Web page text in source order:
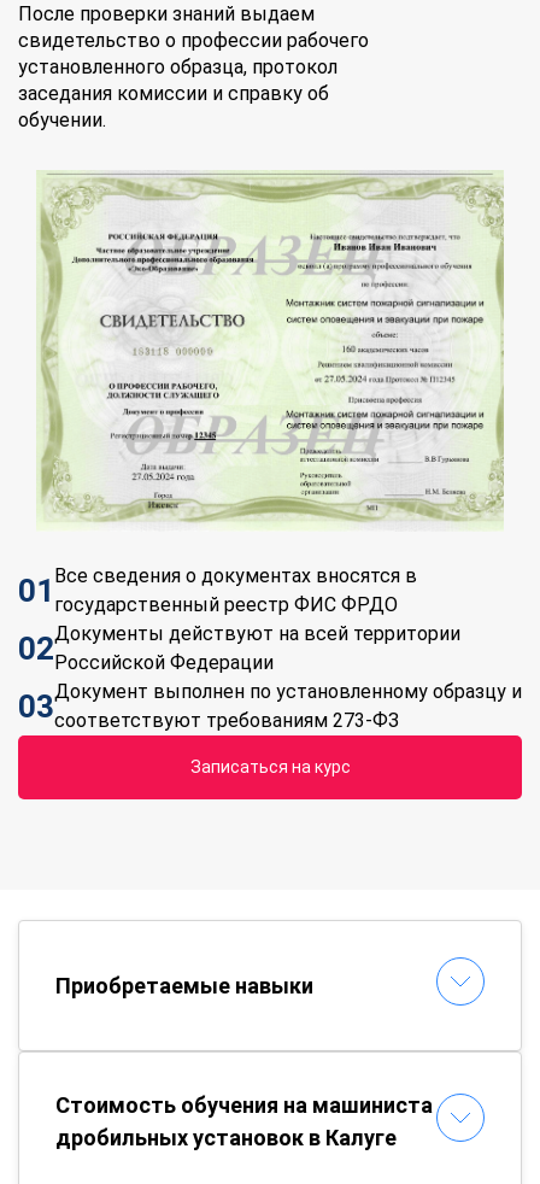
После проверки знаний выдаем
свидетельство о профессии рабочего
установленного образца, протокол
заседания комиссии и справку об
обучении.
01 Все сведения о документах вносятся в
государственный реестр ФИС ФРДО
02Документы действуют на всей территории
Российской Федерации
03Документ выполнен по установленному образцу и
соответствуют требованиям 273-ФЗ
Записаться на курс
Приобретаемые навыки
Стоимость обучения на машиниста
дробильных установок в Калуге